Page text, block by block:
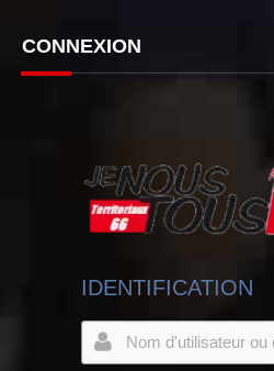
CONNEXION
IDENTIFICATION